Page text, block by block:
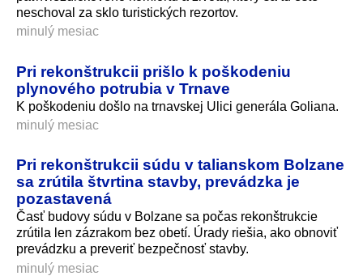
neschoval za sklo turistických rezortov.
minulý mesiac
Pri rekonštrukcii prišlo k poškodeniu
plynového potrubia v Trnave
K poškodeniu došlo na trnavskej Ulici generála Goliana.
minulý mesiac
Pri rekonštrukcii súdu v talianskom Bolzane
sa zrútila štvrtina stavby, prevádzka je
pozastavená
Časť budovy súdu v Bolzane sa počas rekonštrukcie
zrútila len zázrakom bez obetí. Úrady riešia, ako obnoviť
prevádzku a preveriť bezpečnosť stavby.
minulý mesiac